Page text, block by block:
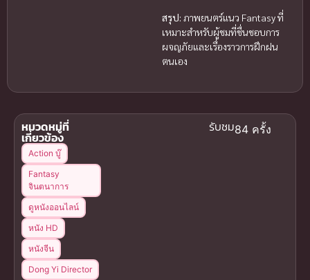
สรุป: ภาพยนตร์แนว Fantasy ที่
เหมาะสำหรับผู้ชมที่ชื่นชอบการ
ผจญภัยและเรื่องราวการฝึกฝน
ตนเอง
รับชม84 ครั้ง
หมวดหมู่ที่
เกี่ยวข้อง
Action บู๊
Fantasy
จินตนาการ
ดูหนังออนไลน์
หนัง HD
หนังจีน
Dong Yi Director